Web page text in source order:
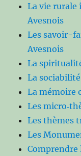
La vie
Avesnois
Les savoir-
Avesnois
La
La
La mémoire
Les
Les thèmes
Les
Comprendre